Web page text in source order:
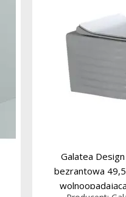
Galatea
bezrantowa